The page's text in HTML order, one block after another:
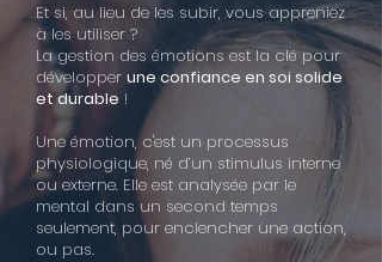
Et si, au lieu de les subir, vous appreniez
à les utiliser ?
La gestion des émotions est la clé pour
développer une confiance en soi solide
et durable !
Une émotion, c'est un processus
physiologique, né d’un stimulus interne
ou externe. Elle est analysée par le
mental dans un second temps
seulement, pour enclencher une action,
ou pas.